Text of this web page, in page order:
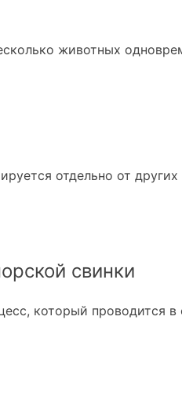
животных
отдельно от
свинки
который проводится